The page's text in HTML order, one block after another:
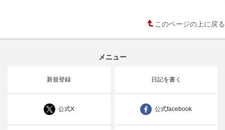
このページの上に戻る
メニュー
新規登録 日記を書く
公式X 公式facebook